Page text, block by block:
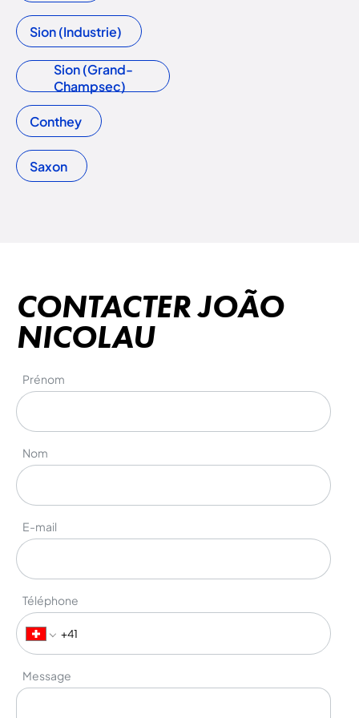
Sion (Industrie)
Sion (Grand-
Champsec)
Conthey
Saxon
CONTACTER JOÃO
NICOLAU
Prénom
Nom
E-mail
Téléphone
Message